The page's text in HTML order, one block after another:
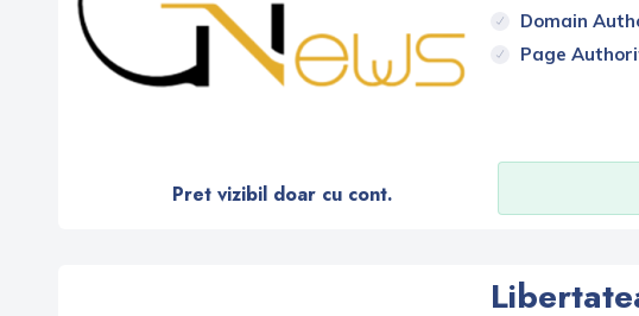
Domain
Page
Pret vizibil doar cu cont.